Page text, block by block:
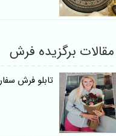
برگزیده فرش
تابلو فرش